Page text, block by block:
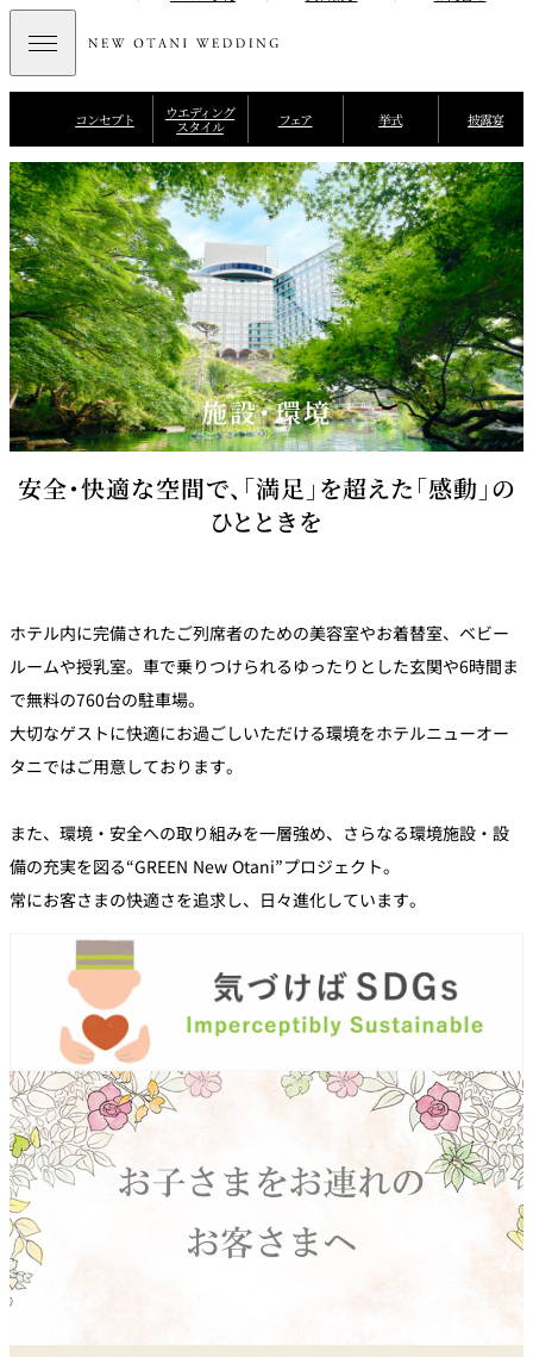
コンセプト ウエディング
スタイル フェア 挙式 披露宴
施設・環境
安全・快適な空間で、「満足」を超えた「感動」の
ひとときを
ホテル内に完備されたご列席者のための美容室やお着替室、ベビー
ルームや授乳室。車で乗りつけられるゆったりとした玄関や6時間ま
で無料の760台の駐車場。
大切なゲストに快適にお過ごしいただける環境をホテルニューオー
タニではご用意しております。
また、環境・安全への取り組みを一層強め、さらなる環境施設・設
備の充実を図る“GREEN New Otani”プロジェクト。
常にお客さまの快適さを追求し、日々進化しています。